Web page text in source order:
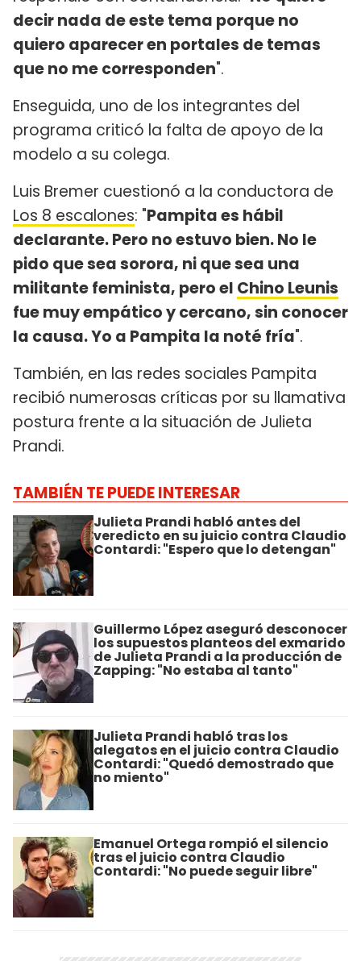
decir nada de este tema porque no
quiero aparecer en portales de temas
que no me corresponden".
Enseguida, uno de los integrantes del
programa criticó la falta de apoyo de la
modelo a su colega.
Luis Bremer cuestionó a la conductora de
Los 8 escalones: "Pampita es hábil
declarante. Pero no estuvo bien. No le
pido que sea sorora, ni que sea una
militante feminista, pero el Chino Leunis
fue muy empático y cercano, sin conocer
la causa. Yo a Pampita la noté fría".
También, en las redes sociales Pampita
recibió numerosas críticas por su llamativa
postura frente a la situación de Julieta
Prandi.
TAMBIÉN TE PUEDE INTERESAR
Julieta Prandi habló antes del
veredicto en su juicio contra Claudio
Contardi: "Espero que lo detengan"
Guillermo López aseguró desconocer
los supuestos planteos del exmarido
de Julieta Prandi a la producción de
Zapping: "No estaba al tanto"
Julieta Prandi habló tras los
alegatos en el juicio contra Claudio
Contardi: "Quedó demostrado que
no miento"
Emanuel Ortega rompió el silencio
tras el juicio contra Claudio
Contardi: "No puede seguir libre"